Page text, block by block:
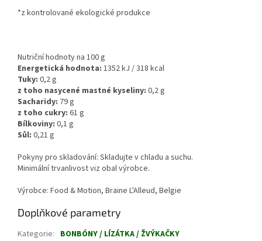
*z kontrolované ekologické produkce
Nutriční hodnoty na 100 g
Energetická hodnota: 1352 kJ / 318 kcal
Tuky: 0,2g
z toho nasycené mastné kyseliny: 0,2g
Sacharidy: 79g
z toho cukry: 61 g
Bílkoviny: 0,1 g
Sůl: 0,21 g
Pokyny pro skladování: Skladujte v chladu a suchu.
Minimální trvanlivost viz obal výrobce.
Výrobce: Food & Motion, Braine L'Alleud, Belgie
Doplňkové parametry
Kategorie: BONBÓNY / LÍZÁTKA / ŽVÝKAČKY